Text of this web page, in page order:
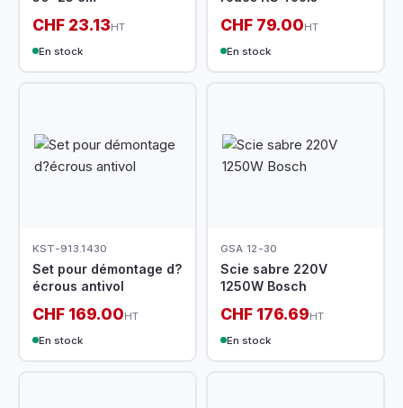
CHF 23.13HT
En stock
CHF 79.00HT
En stock
KST-913.1430
Set pour démontage d?
écrous antivol
CHF 169.00HT
En stock
GSA 12-30
Scie sabre 220V
1250W Bosch
CHF 176.69HT
En stock